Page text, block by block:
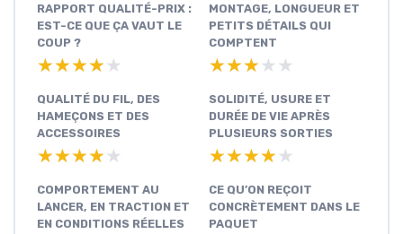
RAPPORT QUALITÉ-PRIX :
EST-CE QUE ÇA VAUT LE
COUP ?
★★★★★
★★★★★
MONTAGE, LONGUEUR ET
PETITS DÉTAILS QUI
COMPTENT
★★★★★
★★★★★
QUALITÉ DU FIL, DES
HAMEÇONS ET DES
ACCESSOIRES
★★★★★
★★★★★
SOLIDITÉ, USURE ET
DURÉE DE VIE APRÈS
PLUSIEURS SORTIES
★★★★★
★★★★★
COMPORTEMENT AU
LANCER, EN TRACTION ET
EN CONDITIONS RÉELLES
CE QU’ON REÇOIT
CONCRÈTEMENT DANS LE
PAQUET